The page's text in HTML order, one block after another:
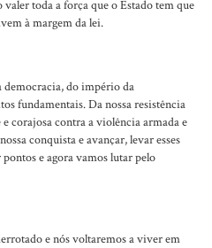
toda a força que o Estado tem que
à margem da lei.
democracia, do império da
fundamentais. Da nossa resistência
corajosa contra a violência armada e
conquista e avançar, levar esses
e agora vamos lutar pelo
e nós voltaremos a viver em